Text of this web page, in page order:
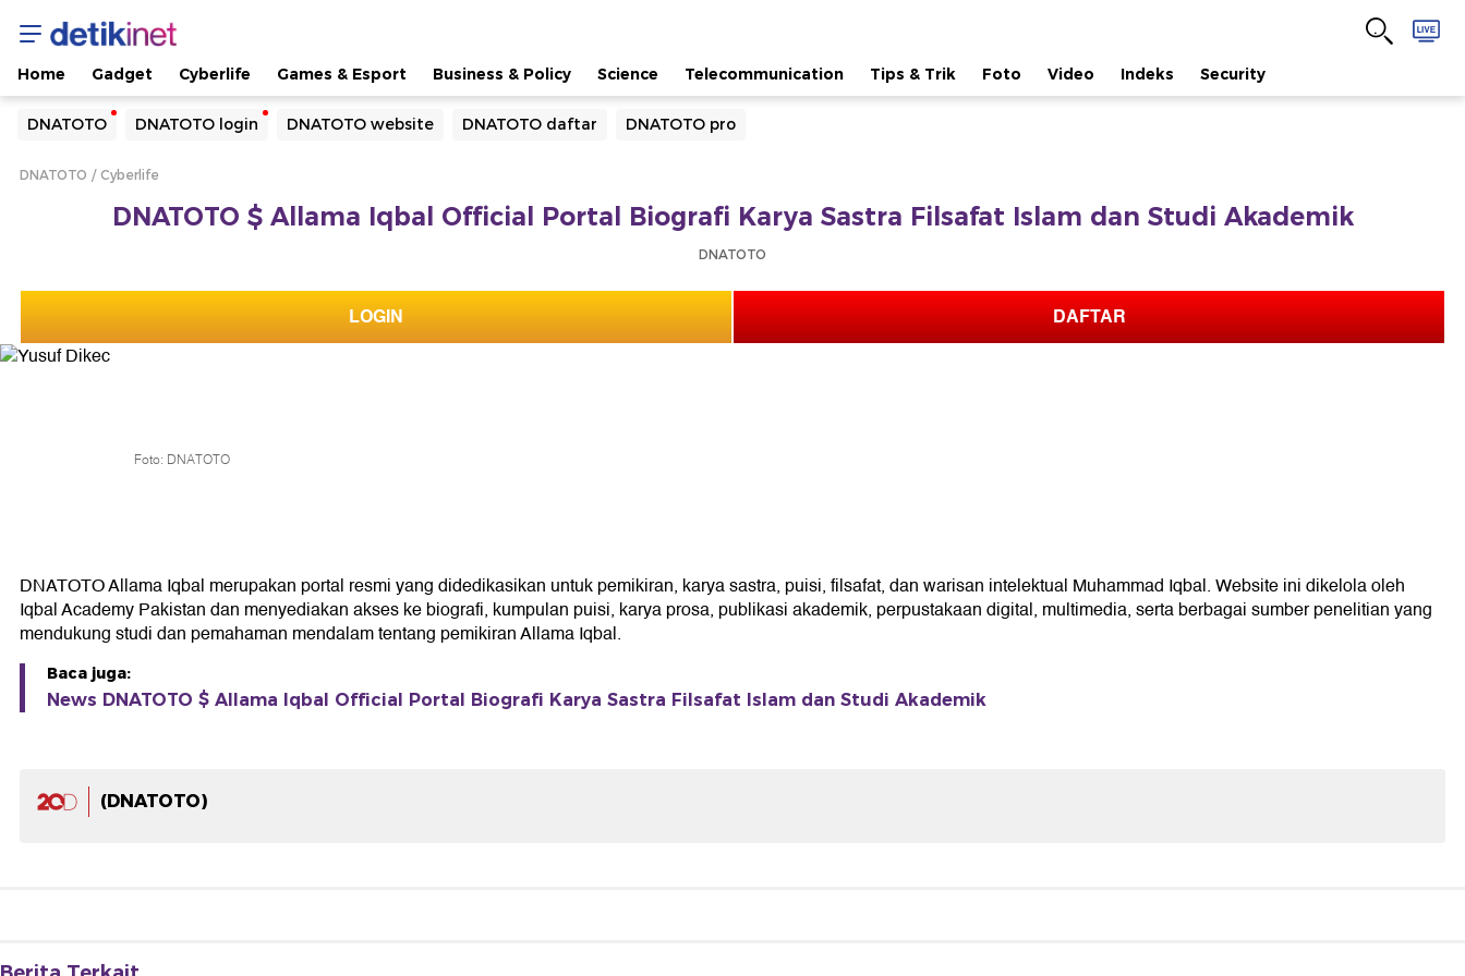
Home Gadget Cyberlife Games & Esport Business & Policy Science Telecommunication Tips & Trik Foto Video Indeks Security
DNATOTO DNATOTO login DNATOTO website DNATOTO daftar DNATOTO pro
Yang sedang ramai dicari
Loading...
DNATOTO Cyberlife
DNATOTO $ Allama Iqbal Official Portal Biografi Karya Sastra Filsafat Islam dan Studi Akademik
DNATOTO
LOGIN DAFTAR
Foto: DNATOTO
DNATOTO Allama Iqbal merupakan portal resmi yang didedikasikan untuk pemikiran, karya sastra, puisi, filsafat, dan warisan intelektual Muhammad Iqbal. Website ini dikelola oleh
Iqbal Academy Pakistan dan menyediakan akses ke biografi, kumpulan puisi, karya prosa, publikasi akademik, perpustakaan digital, multimedia, serta berbagai sumber penelitian yang
mendukung studi dan pemahaman mendalam tentang pemikiran Allama Iqbal.
Baca juga:
News DNATOTO $ Allama Iqbal Official Portal Biografi Karya Sastra Filsafat Islam dan Studi Akademik
(DNATOTO)